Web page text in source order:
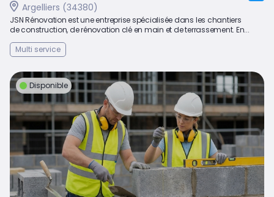
Argelliers (34380)
JSN Rénovation est une entreprise spécialisée dans les chantiers
de construction, de rénovation clé en main et de terrassement. En...
Multi service
Disponible